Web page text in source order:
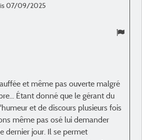
07/09/2025
et même pas ouverte malgré
Étant donné que le gérant du
et de discours plusieurs fois
même pas osé lui demander
dernier jour. Il se permet